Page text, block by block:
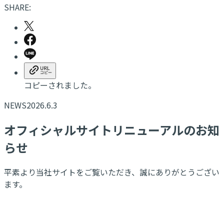
SHARE:
コピーされました。
NEWS2026.6.3
オフィシャルサイトリニューアルのお知
らせ
平素より当社サイトをご覧いただき、誠にありがとうござい
ます。